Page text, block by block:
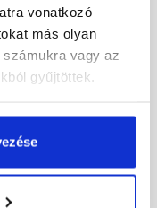
vonatkozó
más olyan
vagy az
gyűjtöttek.
kúphoz
Ft/ db
Megnézem